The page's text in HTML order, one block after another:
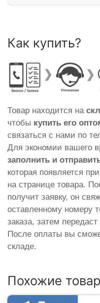
Как купить?
Товар находится на
чтобы купить его
связаться с нами по
Для экономии вашего
заполнить и
которая появляется
на странице товара.
получит заявку, он
оставленному номеру
заказа, затем
После оплаты вы
складе.
Похожие